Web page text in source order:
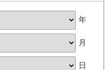
年
月
日